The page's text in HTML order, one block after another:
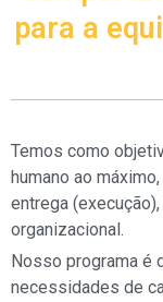
para a
Temos como
humano ao
entrega
organizacional.
Nosso programa é
necessidades de